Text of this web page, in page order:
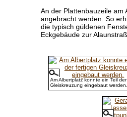
An der Plattenbauzeile am
angebracht werden. So
die typisch güldenen
Eckgebäude zur
Am Albertplatz konnte ein Teil
Gleiskreuzung eingebaut werden.